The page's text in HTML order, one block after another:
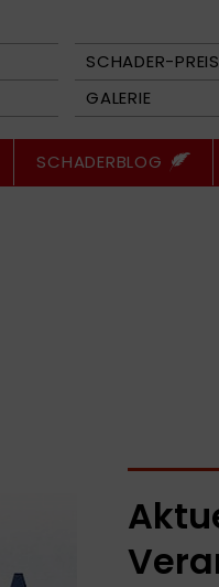
SCHADER-PREIS
GALERIE
SCHADERBLOG